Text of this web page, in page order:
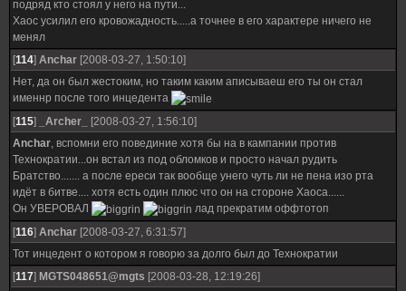
подряд кто стоял у него на пути...
Хаос усилил его кровожадность.....а точнее в его характере ничего не
менял
[114] Anchar [2008-03-27, 1:50:10]
Нет, да он был жестоким, но таким каким аписываеш его ты он стал
именнр после того инцедента
[115] _Archer_
[2008-03-27, 1:56:10]
Anchar, вспомни его повединие хотя бы на в кампании против
Технократии...он встал из под обломков и просто начал рудить
Братство....... а после ереси так вообще унего чуть ли не пена изо рта
идёт в битве.... хотя есть один плюс что он на стороне Хаоса......
Он УВЕРОВАЛ
лад прекратим оффтотоп
[116] Anchar [2008-03-27, 6:31:57]
Тот инцедент о котором я говорю за долго был до Технократии
[117] MGTS048651@mgts [2008-03-28, 12:19:26]